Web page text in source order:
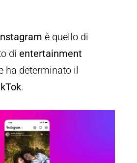
è quello di
di entertainment
ha determinato il
.